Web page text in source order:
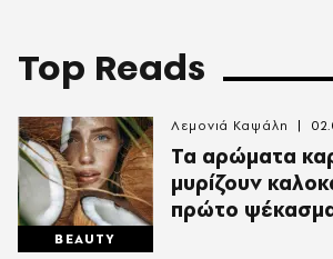
Top Reads
BEAUTY
Τα αρώματα
μυρίζουν
πρώτο
Λεμονιά Καψάλη